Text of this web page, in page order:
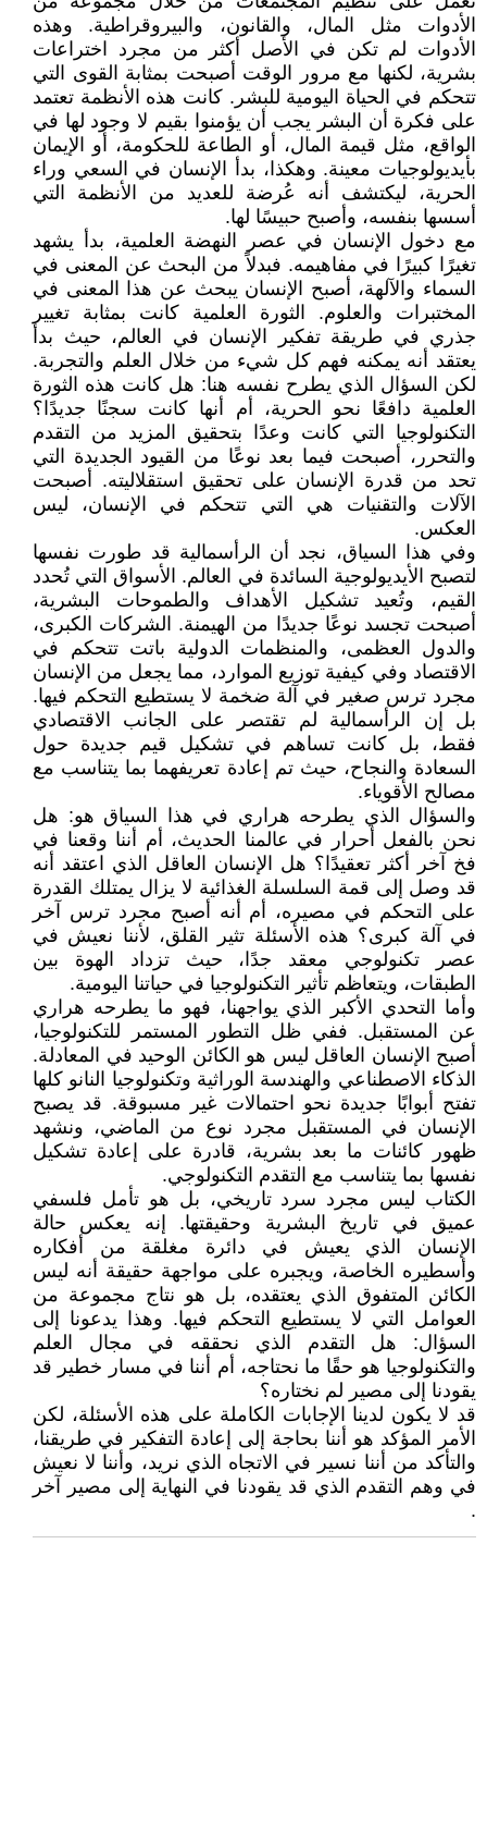
الأدوات مثل المال، والقانون، والبيروقراطية. وهذه
الأدوات لم تكن في الأصل أكثر من مجرد اختراعات
بشرية، لكنها مع مرور الوقت أصبحت بمثابة القوى التي
تتحكم في الحياة اليومية للبشر. كانت هذه الأنظمة تعتمد
على فكرة أن البشر يجب أن يؤمنوا بقيم لا وجود لها في
الواقع، مثل قيمة المال، أو الطاعة للحكومة، أو الإيمان
بأيديولوجيات معينة. وهكذا، بدأ الإنسان في السعي وراء
الحرية، ليكتشف أنه عُرضة للعديد من الأنظمة التي
أسسها بنفسه، وأصبح حبيسًا لها.
مع دخول الإنسان في عصر النهضة العلمية، بدأ يشهد
تغيرًا كبيرًا في مفاهيمه. فبدلاً من البحث عن المعنى في
السماء والآلهة، أصبح الإنسان يبحث عن هذا المعنى في
المختبرات والعلوم. الثورة العلمية كانت بمثابة تغيير
جذري في طريقة تفكير الإنسان في العالم، حيث بدأ
يعتقد أنه يمكنه فهم كل شيء من خلال العلم والتجربة.
لكن السؤال الذي يطرح نفسه هنا: هل كانت هذه الثورة
العلمية دافعًا نحو الحرية، أم أنها كانت سجنًا جديدًا؟
التكنولوجيا التي كانت وعدًا بتحقيق المزيد من التقدم
والتحرر، أصبحت فيما بعد نوعًا من القيود الجديدة التي
تحد من قدرة الإنسان على تحقيق استقلاليته. أصبحت
الآلات والتقنيات هي التي تتحكم في الإنسان، ليس
العكس.
وفي هذا السياق، نجد أن الرأسمالية قد طورت نفسها
لتصبح الأيديولوجية السائدة في العالم. الأسواق التي تُحدد
القيم، وتُعيد تشكيل الأهداف والطموحات البشرية،
أصبحت تجسد نوعًا جديدًا من الهيمنة. الشركات الكبرى،
والدول العظمى، والمنظمات الدولية باتت تتحكم في
الاقتصاد وفي كيفية توزيع الموارد، مما يجعل من الإنسان
مجرد ترس صغير في آلة ضخمة لا يستطيع التحكم فيها.
بل إن الرأسمالية لم تقتصر على الجانب الاقتصادي
فقط، بل كانت تساهم في تشكيل قيم جديدة حول
السعادة والنجاح، حيث تم إعادة تعريفهما بما يتناسب مع
مصالح الأقوياء.
والسؤال الذي يطرحه هراري في هذا السياق هو: هل
نحن بالفعل أحرار في عالمنا الحديث، أم أننا وقعنا في
فخ آخر أكثر تعقيدًا؟ هل الإنسان العاقل الذي اعتقد أنه
قد وصل إلى قمة السلسلة الغذائية لا يزال يمتلك القدرة
على التحكم في مصيره، أم أنه أصبح مجرد ترس آخر
في آلة كبرى؟ هذه الأسئلة تثير القلق، لأننا نعيش في
عصر تكنولوجي معقد جدًا، حيث تزداد الهوة بين
الطبقات، ويتعاظم تأثير التكنولوجيا في حياتنا اليومية.
وأما التحدي الأكبر الذي يواجهنا، فهو ما يطرحه هراري
عن المستقبل. ففي ظل التطور المستمر للتكنولوجيا،
أصبح الإنسان العاقل ليس هو الكائن الوحيد في المعادلة.
الذكاء الاصطناعي والهندسة الوراثية وتكنولوجيا النانو كلها
تفتح أبوابًا جديدة نحو احتمالات غير مسبوقة. قد يصبح
الإنسان في المستقبل مجرد نوع من الماضي، ونشهد
ظهور كائنات ما بعد بشرية، قادرة على إعادة تشكيل
نفسها بما يتناسب مع التقدم التكنولوجي.
الكتاب ليس مجرد سرد تاريخي، بل هو تأمل فلسفي
عميق في تاريخ البشرية وحقيقتها. إنه يعكس حالة
الإنسان الذي يعيش في دائرة مغلقة من أفكاره
وأسطيره الخاصة، ويجبره على مواجهة حقيقة أنه ليس
الكائن المتفوق الذي يعتقده، بل هو نتاج مجموعة من
العوامل التي لا يستطيع التحكم فيها. وهذا يدعونا إلى
السؤال: هل التقدم الذي نحققه في مجال العلم
والتكنولوجيا هو حقًا ما نحتاجه، أم أننا في مسار خطير قد
يقودنا إلى مصير لم نختاره؟
قد لا يكون لدينا الإجابات الكاملة على هذه الأسئلة، لكن
الأمر المؤكد هو أننا بحاجة إلى إعادة التفكير في طريقنا،
والتأكد من أننا نسير في الاتجاه الذي نريد، وأننا لا نعيش
في وهم التقدم الذي قد يقودنا في النهاية إلى مصير آخر
.